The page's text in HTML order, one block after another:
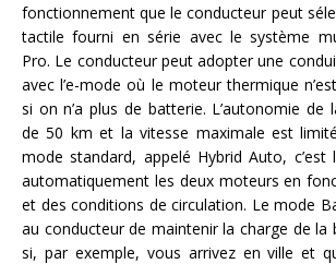
fonctionnement que le conducteur peut
tactile fourni en série avec le système
Pro. Le conducteur peut adopter une
avec l’e-mode où le moteur thermique
si on n’a plus de batterie. L’autonomie de
de 50 km et la vitesse maximale est
mode standard, appelé Hybrid Auto,
automatiquement les deux moteurs en
et des conditions de circulation. Le mode
au conducteur de maintenir la charge de la
si, par exemple, vous arrivez en ville et